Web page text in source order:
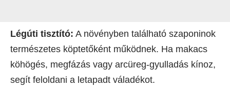
Légúti tisztító: A növényben található szaponinok
természetes köptetőként működnek. Ha makacs
köhögés, megfázás vagy arcüreg-gyulladás kínoz,
segít feloldani a letapadt váladékot.